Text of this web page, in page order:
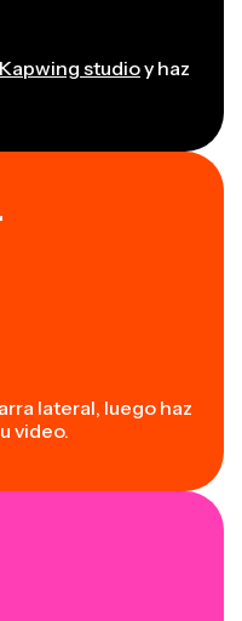
Kapwing studioy haz
lateral, luego haz
video.